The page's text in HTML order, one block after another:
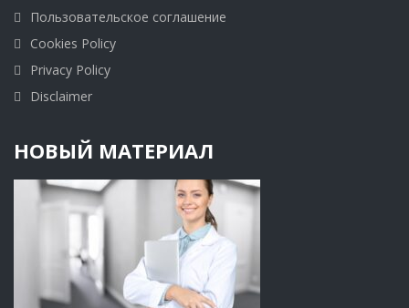
Пользовательское соглашение
Cookies Policy
Privacy Policy
Disclaimer
НОВЫЙ МАТЕРИАЛ